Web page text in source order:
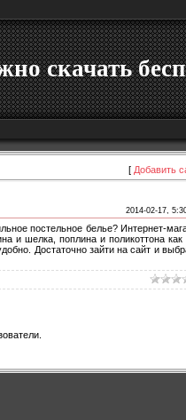
скачать
[ Добавить
2014-02-17,
постельное белье? Интернет-
и шелка, поплина и поликоттона как
Достаточно зайти на сайт и